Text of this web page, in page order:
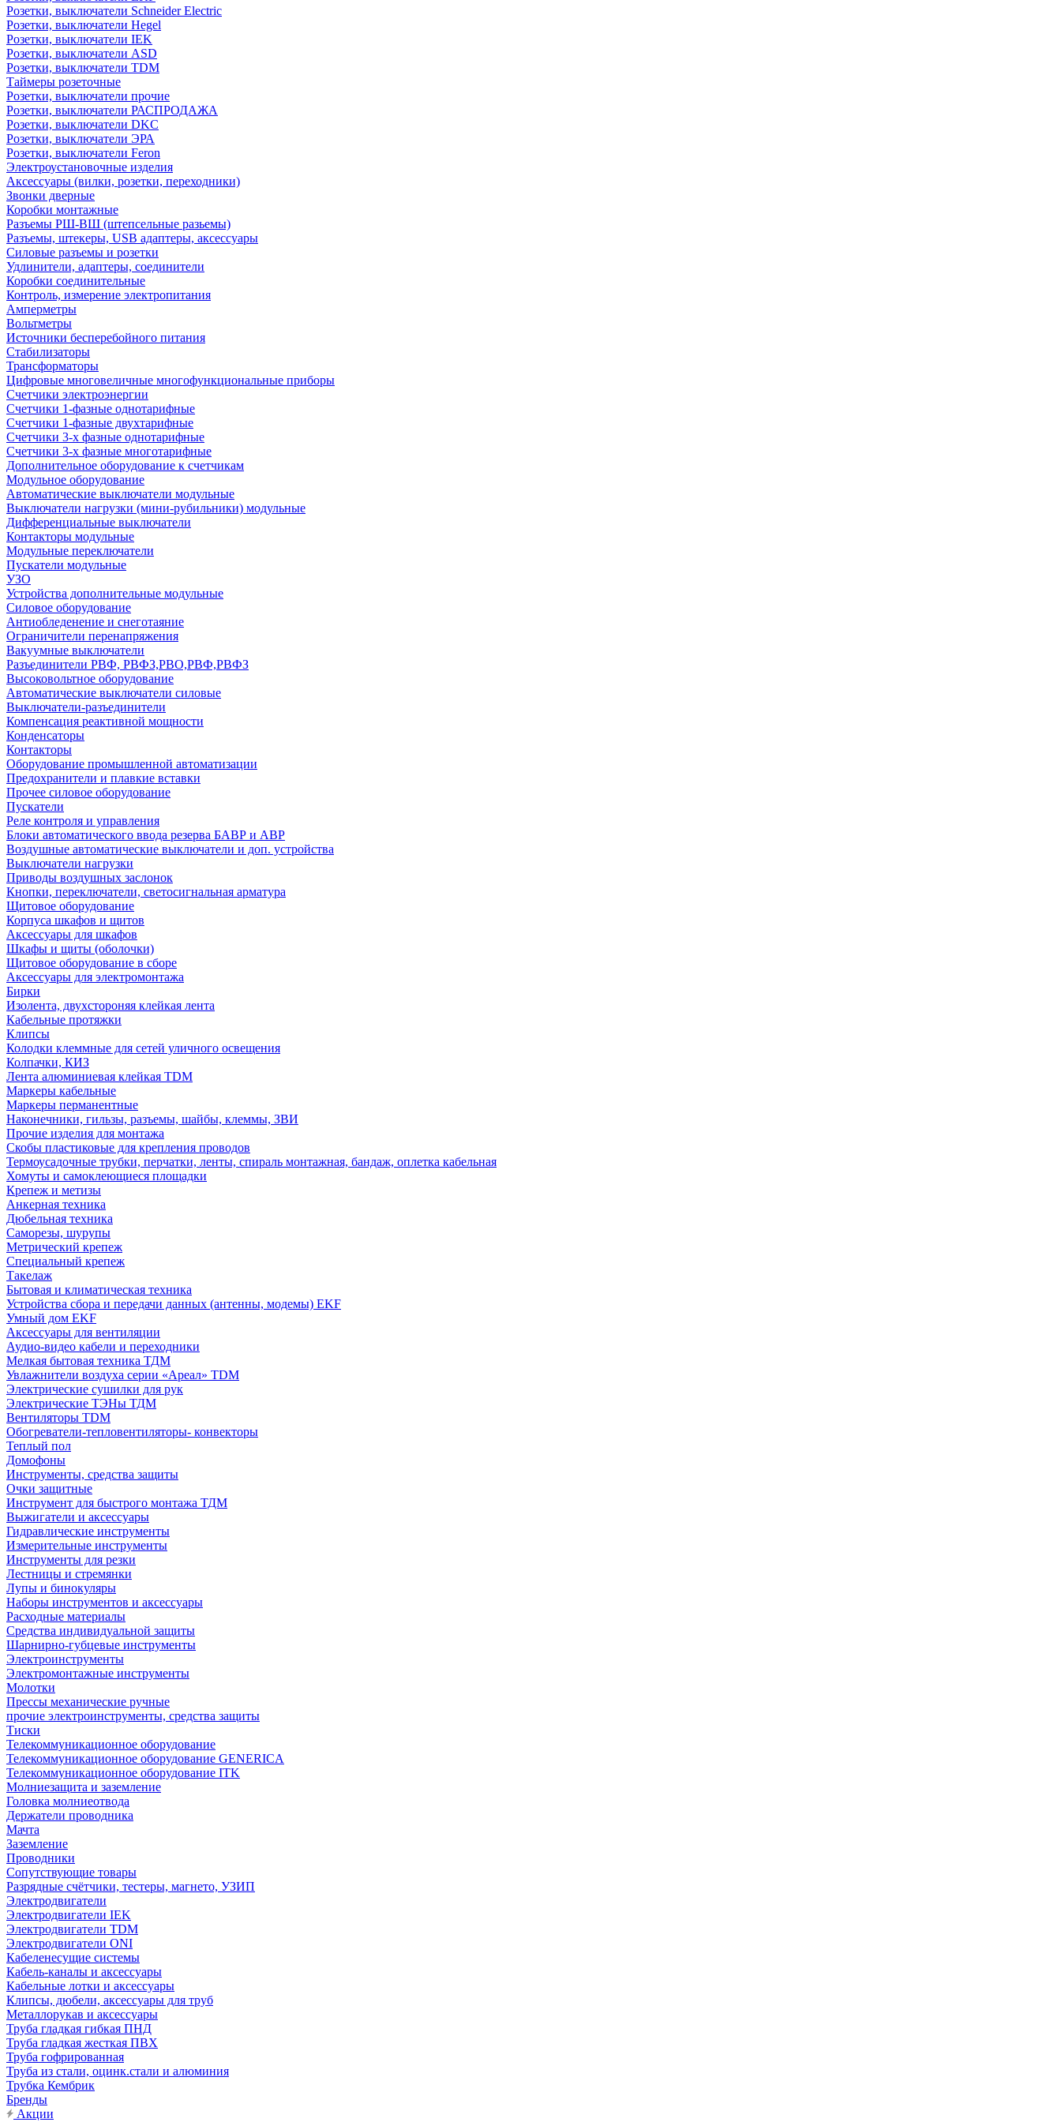
Розетки, выключатели Schneider Electric
Розетки, выключатели Hegel
Розетки, выключатели IEK
Розетки, выключатели ASD
Розетки, выключатели TDM
Таймеры розеточные
Розетки, выключатели прочие
Розетки, выключатели РАСПРОДАЖА
Розетки, выключатели DKC
Розетки, выключатели ЭРА
Розетки, выключатели Feron
Электроустановочные изделия
Аксессуары (вилки, розетки, переходники)
Звонки дверные
Коробки монтажные
Разъемы РШ-ВШ (штепсельные разьемы)
Разъемы, штекеры, USB адаптеры, аксессуары
Силовые разъемы и розетки
Удлинители, адаптеры, соединители
Коробки соединительные
Контроль, измерение электропитания
Амперметры
Вольтметры
Источники бесперебойного питания
Стабилизаторы
Трансформаторы
Цифровые многовеличные многофункциональные приборы
Счетчики электроэнергии
Счетчики 1-фазные однотарифные
Счетчики 1-фазные двухтарифные
Счетчики 3-х фазные однотарифные
Счетчики 3-х фазные многотарифные
Дополнительное оборудование к счетчикам
Модульное оборудование
Автоматические выключатели модульные
Выключатели нагрузки (мини-рубильники) модульные
Дифференциальные выключатели
Контакторы модульные
Модульные переключатели
Пускатели модульные
УЗО
Устройства дополнительные модульные
Силовое оборудование
Антиобледенение и снеготаяние
Ограничители перенапряжения
Вакуумные выключатели
Разъединители РВФ, РВФЗ,РВО,РВФ,РВФЗ
Высоковольтное оборудование
Автоматические выключатели cиловые
Выключатели-разъединители
Компенсация реактивной мощности
Конденсаторы
Контакторы
Оборудование промышленной автоматизации
Предохранители и плавкие вставки
Прочее силовое оборудование
Пускатели
Реле контроля и управления
Блоки автоматического ввода резерва БАВР и АВР
Воздушные автоматические выключатели и доп. устройства
Выключатели нагрузки
Приводы воздушных заслонок
Кнопки, переключатели, светосигнальная арматура
Щитовое оборудование
Корпуса шкафов и щитов
Аксессуары для шкафов
Шкафы и щиты (оболочки)
Щитовое оборудование в сборе
Аксессуары для электромонтажа
Бирки
Изолента, двухстороняя клейкая лента
Кабельные протяжки
Клипсы
Колодки клеммные для сетей уличного освещения
Колпачки, КИЗ
Лента алюминиевая клейкая TDM
Маркеры кабельные
Маркеры перманентные
Наконечники, гильзы, разъемы, шайбы, клеммы, ЗВИ
Прочие изделия для монтажа
Скобы пластиковые для крепления проводов
Термоусадочные трубки, перчатки, ленты, спираль монтажная, бандаж, оплетка кабельная
Хомуты и самоклеющиеся площадки
Крепеж и метизы
Анкерная техника
Дюбельная техника
Саморезы, шурупы
Метрический крепеж
Специальный крепеж
Такелаж
Бытовая и климатическая техника
Устройства сбора и передачи данных (антенны, модемы) EKF
Умный дом EKF
Аксессуары для вентиляции
Аудио-видео кабели и переходники
Мелкая бытовая техника ТДМ
Увлажнители воздуха серии «Ареал» TDM
Электрические сушилки для рук
Электрические ТЭНы ТДМ
Вентиляторы TDM
Обогреватели-тепловентиляторы- конвекторы
Теплый пол
Домофоны
Инструменты, средства защиты
Очки защитные
Инструмент для быстрого монтажа ТДМ
Выжигатели и аксессуары
Гидравлические инструменты
Измерительные инструменты
Инструменты для резки
Лестницы и стремянки
Лупы и бинокуляры
Наборы инструментов и аксессуары
Расходные материалы
Средства индивидуальной защиты
Шарнирно-губцевые инструменты
Электроинструменты
Электромонтажные инструменты
Молотки
Прессы механические ручные
прочие электроинструменты, средства защиты
Тиски
Телекоммуникационное оборудование
Телекоммуникационное оборудование GENERICA
Телекоммуникационное оборудование ITK
Молниезащита и заземление
Головка молниеотвода
Держатели проводника
Мачта
Заземление
Проводники
Сопутствующие товары
Разрядные счётчики, тестеры, магнето, УЗИП
Электродвигатели
Электродвигатели IEK
Электродвигатели TDM
Электродвигатели ONI
Кабеленесущие системы
Кабель-каналы и аксессуары
Кабельные лотки и аксессуары
Клипсы, дюбели, аксессуары для труб
Металлорукав и аксессуары
Труба гладкая гибкая ПНД
Труба гладкая жесткая ПВХ
Труба гофрированная
Труба из стали, оцинк.стали и алюминия
Трубка Кембрик
Бренды
Акции